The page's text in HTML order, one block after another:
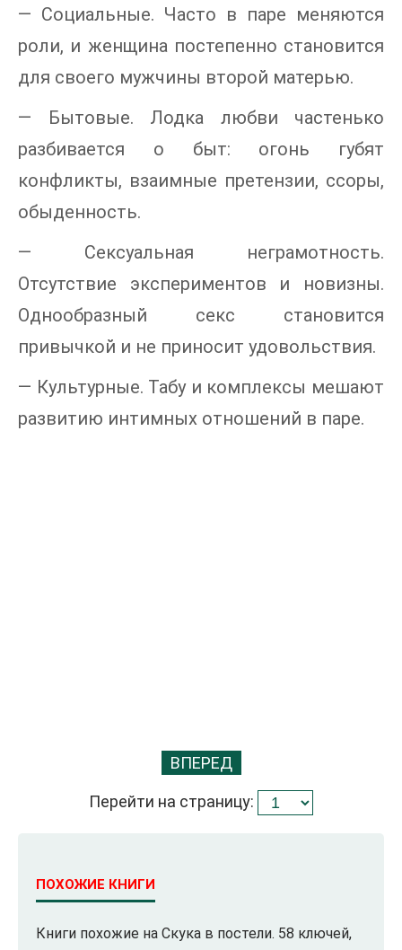
— Социальные. Часто в паре меняются
роли, и женщина постепенно становится
для своего мужчины второй матерью.
— Бытовые. Лодка любви частенько
разбивается о быт: огонь губят
конфликты, взаимные претензии, ссоры,
обыденность.
— Сексуальная неграмотность.
Отсутствие экспериментов и новизны.
Однообразный секс становится
привычкой и не приносит удовольствия.
— Культурные. Табу и комплексы мешают
развитию интимных отношений в паре.
ВПЕРЕД
Перейти на страницу:
ПОХОЖИЕ КНИГИ
Книги похожие на Скука в постели. 58 ключей,